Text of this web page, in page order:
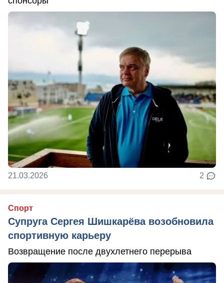
21.03.2026 2
Спорт
Супруга Сергея Шишкарёва возобновила
спортивную карьеру
Возвращение после двухлетнего перерыва